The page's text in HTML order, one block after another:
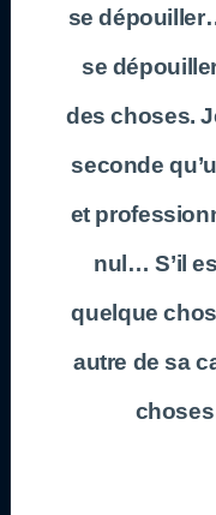
se
se
des choses.
seconde
et
nul… S’il
quelque
autre de sa